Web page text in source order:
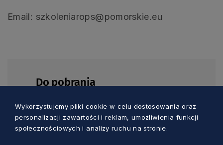
Email: szkoleniarops@pomorskie.eu
Do pobrania
DOC
Wykorzystujemy pliki cookie w celu dostosowania oraz
personalizacji zawartości i reklam, umożliwienia funkcji
społecznościowych i analizy ruchu na stronie.